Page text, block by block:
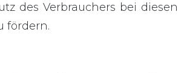
des Verbrauchers bei diesen
fördern.